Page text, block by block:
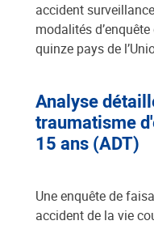
accident
modalités
quinze pays de
Analyse
traumatisme
15 ans (ADT)
Une enquête de
accident de la vie